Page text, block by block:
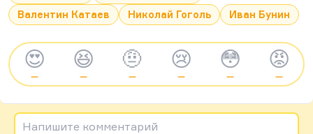
Валентин Катаев
Николай Гоголь Иван Бунин
😍
—
😆
—
🤨
—
😢
—
😳
—
😡
—
Напишите комментарий